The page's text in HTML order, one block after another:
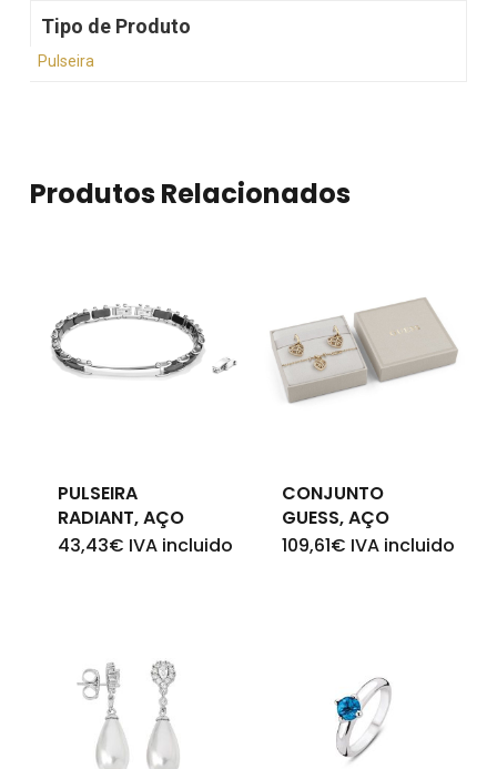
Nenhum produto no
carrinho.
Tipo de Produto
Pulseira
Produtos Relacionados
PULSEIRA
RADIANT, AÇO
43,43€ IVA incluido
CONJUNTO
GUESS, AÇO
109,61€ IVA incluido